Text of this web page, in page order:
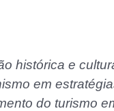
histórica e
em
do turismo